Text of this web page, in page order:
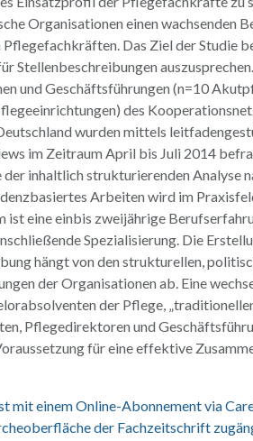
Organisationen einen wachsenden
Das Ziel der Studie
Stellenbeschreibungen
und Geschäftsführungen (n=10
des
wurden mittels
im Zeitraum April bis Juli 2014
inhaltlich strukturierenden Analyse
Arbeiten wird im
ist eine einbis zweijährige
Spezialisierung. Die
hängt von den strukturellen,
der Organisationen ab. Eine
der Pflege,
Pflegedirektoren und
für eine effektive
mit einem Online-Abonnement via
der Fachzeitschrift